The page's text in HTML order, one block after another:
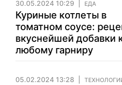
30.05.2024 10:29 ЕДА
Куриные котлеты в
томатном соусе:
вкуснейшей добавки
любому гарниру
05.02.2024 13:28